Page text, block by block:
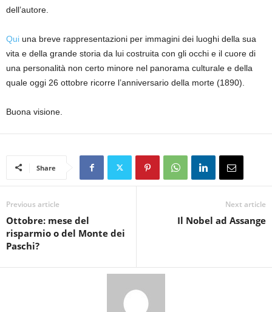
dell’autore.
Qui una breve rappresentazioni per immagini dei luoghi della sua
vita e della grande storia da lui costruita con gli occhi e il cuore di
una personalità non certo minore nel panorama culturale e della
quale oggi 26 ottobre ricorre l’anniversario della morte (1890).
Buona visione.
Share
Previous article
Ottobre: mese del
risparmio o del Monte dei
Paschi?
Next article
Il Nobel ad Assange